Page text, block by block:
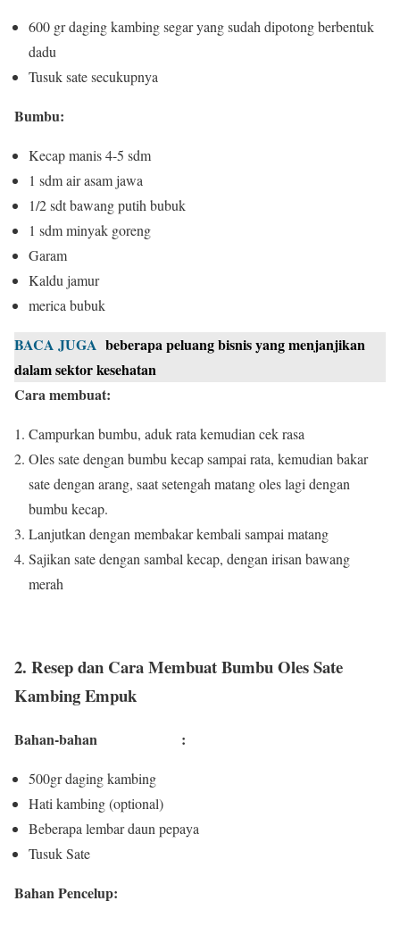
600 gr daging kambing segar yang sudah dipotong berbentuk
dadu
Tusuk sate secukupnya
Bumbu:
Kecap manis 4-5 sdm
1 sdm air asam jawa
1/2 sdt bawang putih bubuk
1 sdm minyak goreng
Garam
Kaldu jamur
merica bubuk
BACA JUGA beberapa peluang bisnis yang menjanjikan
dalam sektor kesehatan
Cara membuat:
Campurkan bumbu, aduk rata kemudian cek rasa
Oles sate dengan bumbu kecap sampai rata, kemudian bakar
sate dengan arang, saat setengah matang oles lagi dengan
bumbu kecap.
Lanjutkan dengan membakar kembali sampai matang
Sajikan sate dengan sambal kecap, dengan irisan bawang
merah
2. Resep dan Cara Membuat Bumbu Oles Sate
Kambing Empuk
Bahan-bahan :
500gr daging kambing
Hati kambing (optional)
Beberapa lembar daun pepaya
Tusuk Sate
Bahan Pencelup: